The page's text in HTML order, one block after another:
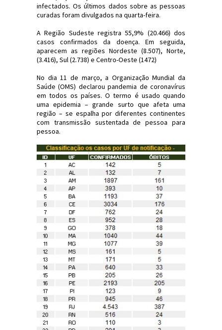
infectados. Os últimos dados sobre as pessoas
curadas foram divulgados na quarta-feira.
A Região Sudeste registra 55,9% (20.466) dos
casos confirmados da doença. Em seguida,
aparecem as regiões Nordeste (8.507), Norte,
(3.416), Sul (2.738) e Centro-Oeste (1472)
No dia 11 de março, a Organização Mundial da
Saúde (OMS) declarou pandemia de coronavírus
em todos os países. O termo é usado quando
uma epidemia – grande surto que afeta uma
região – se espalha por diferentes continentes
com transmissão sustentada de pessoa para
pessoa.